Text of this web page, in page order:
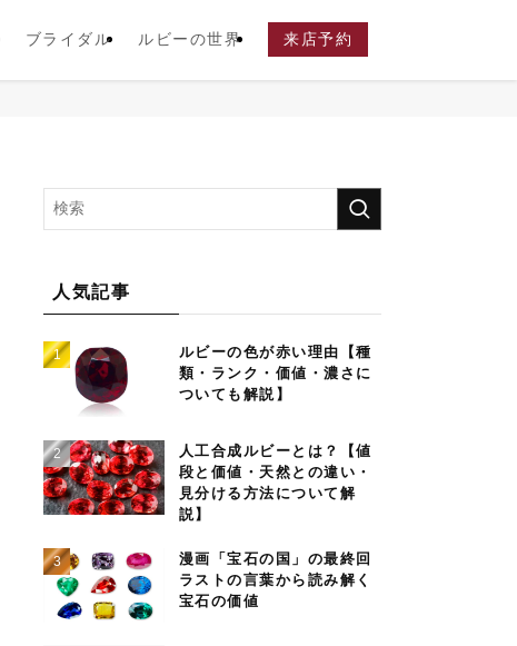
ブライダル ルビーの世界 来店予約
人気記事
ルビーの色が赤い理由【種
類・ランク・価値・濃さに
ついても解説】
人工合成ルビーとは？【値
段と価値・天然との違い・
見分ける方法について解
説】
漫画「宝石の国」の最終回
ラストの言葉から読み解く
宝石の価値